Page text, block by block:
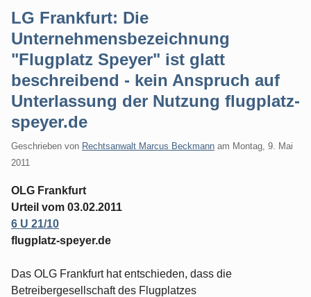
LG Frankfurt: Die
Unternehmensbezeichnung
"Flugplatz Speyer" ist glatt
beschreibend - kein Anspruch auf
Unterlassung der Nutzung flugplatz-
speyer.de
Geschrieben von Rechtsanwalt Marcus Beckmann am Montag, 9. Mai
2011
OLG Frankfurt
Urteil vom 03.02.2011
6 U 21/10
flugplatz-speyer.de
Das OLG Frankfurt hat entschieden, dass die
Betreibergesellschaft des Flugplatzes